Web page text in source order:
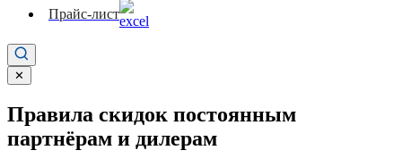
Прайс-лист
✕
Правила скидок постоянным
партнёрам и дилерам